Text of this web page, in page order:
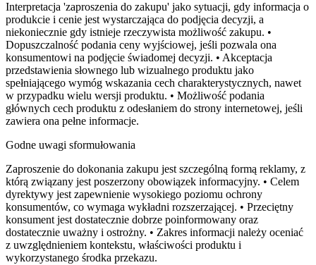
Interpretacja 'zaproszenia do zakupu' jako sytuacji, gdy informacja o
produkcie i cenie jest wystarczająca do podjęcia decyzji, a
niekoniecznie gdy istnieje rzeczywista możliwość zakupu. •
Dopuszczalność podania ceny wyjściowej, jeśli pozwala ona
konsumentowi na podjęcie świadomej decyzji. • Akceptacja
przedstawienia słownego lub wizualnego produktu jako
spełniającego wymóg wskazania cech charakterystycznych, nawet
w przypadku wielu wersji produktu. • Możliwość podania
głównych cech produktu z odesłaniem do strony internetowej, jeśli
zawiera ona pełne informacje.
Godne uwagi sformułowania
Zaproszenie do dokonania zakupu jest szczególną formą reklamy, z
którą związany jest poszerzony obowiązek informacyjny. • Celem
dyrektywy jest zapewnienie wysokiego poziomu ochrony
konsumentów, co wymaga wykładni rozszerzającej. • Przeciętny
konsument jest dostatecznie dobrze poinformowany oraz
dostatecznie uważny i ostrożny. • Zakres informacji należy oceniać
z uwzględnieniem kontekstu, właściwości produktu i
wykorzystanego środka przekazu.